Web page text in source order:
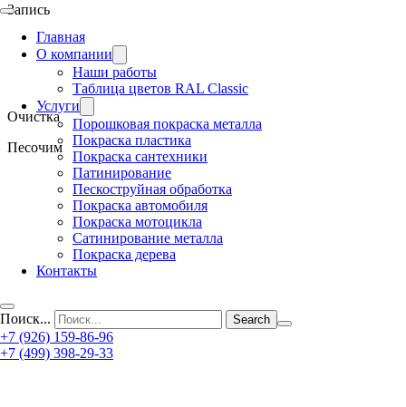
Главная
О компании
Наши работы
Таблица цветов RAL Classic
Услуги
Порошковая покраска металла
Покраска пластика
Покраска сантехники
Патинирование
Пескоструйная обработка
Покраска автомобиля
Покраска мотоцикла
Сатинирование металла
Покраска дерева
Контакты
Поиск...
+7 (926) 159-86-96
+7 (499) 398-29-33
Запись
Очистка
Песочим